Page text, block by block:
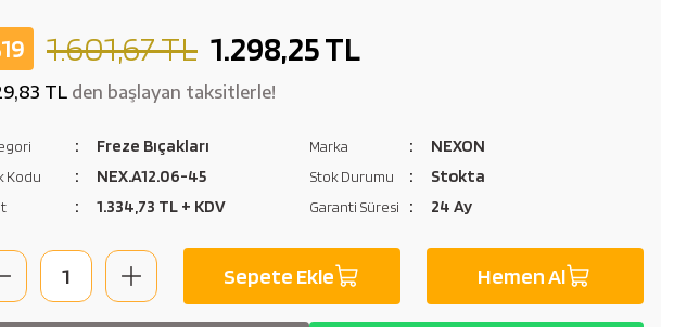
1.601,67 TL 1.298,25 TL
TL den başlayan taksitlerle!
Freze Bıçakları Marka NEXON
Kodu NEX.A12.06-45 Stok Durumu Stokta
1.334,73 TL + KDV Garanti Süresi 24 Ay
Sepete Ekle Hemen Al